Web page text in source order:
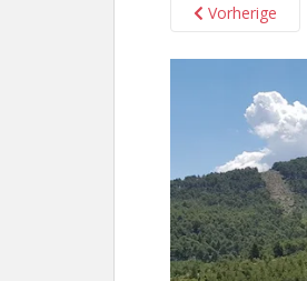
Vorherige